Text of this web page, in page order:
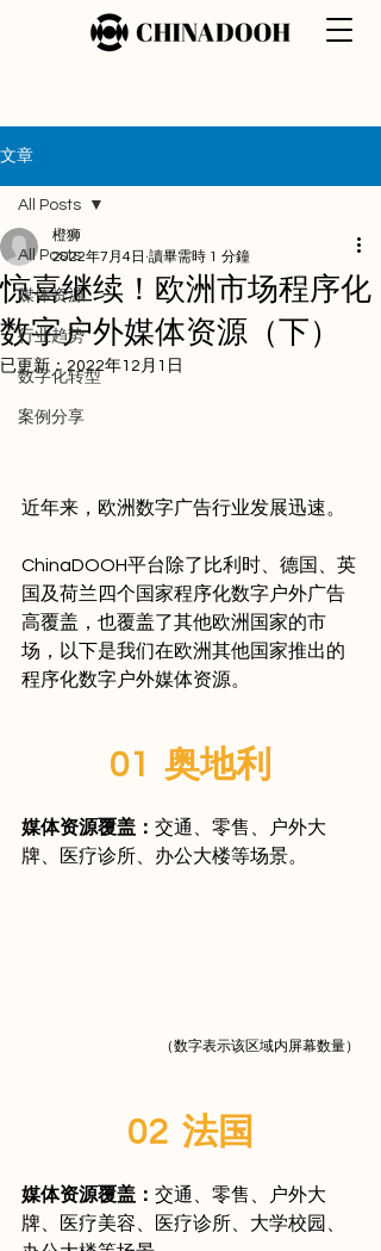
文章
All Posts
媒体资源
行业趋势
数字化转型
案例分享
All Posts
惊喜继续！欧洲市场程序化
数字户外媒体资源（下）
橙狮
2022年7月4日 讀畢需時 1 分鐘
已更新： 2022年12月1日
近年来，欧洲数字广告行业发展迅速。
ChinaDOOH平台除了比利时、德国、英
国及荷兰四个国家程序化数字户外广告
高覆盖，也覆盖了其他欧洲国家的市
场，以下是我们在欧洲其他国家推出的
程序化数字户外媒体资源。
01  奥地利
媒体资源覆盖： 交通、零售、户外大
牌、医疗诊所、办公大楼等场景。
（数字表示该区域内屏幕数量）
02  法国
媒体资源覆盖： 交通、零售、户外大
牌、医疗美容、医疗诊所、大学校园、